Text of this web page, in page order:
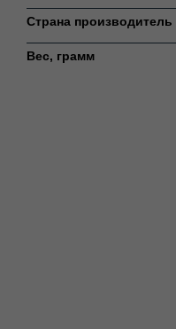
Страна производитель
Вес, грамм